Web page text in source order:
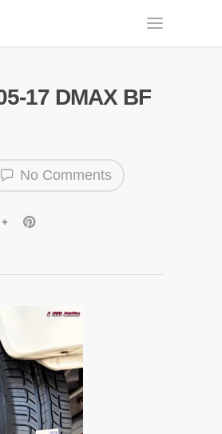
17 DMAX BF
No Comments